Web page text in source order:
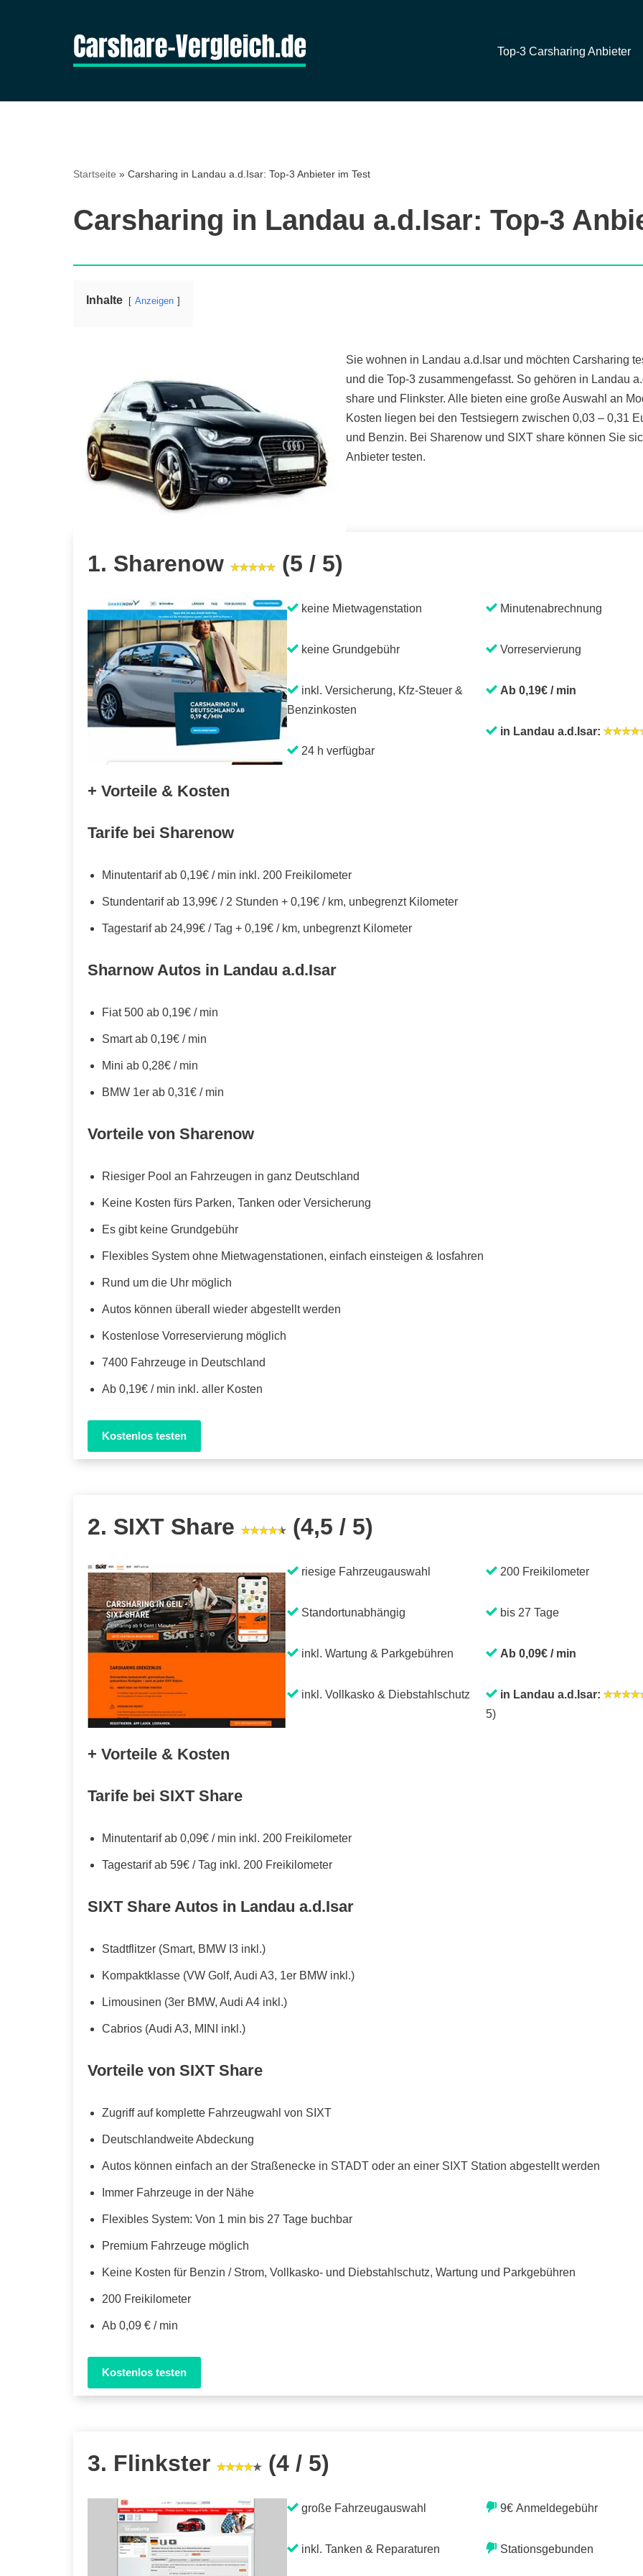
Top-3 Carsharing Anbieter
Startseite » Carsharing in Landau a.d.Isar: Top-3 Anbieter im Test
Carsharing in Landau a.d.Isar: Top-3
Inhalte Anzeigen
Sie wohnen in Landau a.d.Isar und möchten Carsharing
und die Top-3 zusammengefasst. So gehören in Landau
share und Flinkster. Alle bieten eine große Auswahl an
Kosten liegen bei den Testsiegern zwischen 0,03 – 0,31
und Benzin. Bei Sharenow und SIXT share können Sie
Anbieter testen.
1. Sharenow (5 / 5)
keine Mietwagenstation
keine Grundgebühr
inkl. Versicherung, Kfz-Steuer &
Benzinkosten
24 h verfügbar
Minutenabrechnung
Vorreservierung
Ab 0,19€ / min
in Landau a.d.Isar:
+ Vorteile & Kosten
Tarife bei Sharenow
Minutentarif ab 0,19€ / min inkl. 200 Freikilometer
Stundentarif ab 13,99€ / 2 Stunden + 0,19€ / km, unbegrenzt Kilometer
Tagestarif ab 24,99€ / Tag + 0,19€ / km, unbegrenzt Kilometer
Sharnow Autos in Landau a.d.Isar
Fiat 500 ab 0,19€ / min
Smart ab 0,19€ / min
Mini ab 0,28€ / min
BMW 1er ab 0,31€ / min
Vorteile von Sharenow
Riesiger Pool an Fahrzeugen in ganz Deutschland
Keine Kosten fürs Parken, Tanken oder Versicherung
Es gibt keine Grundgebühr
Flexibles System ohne Mietwagenstationen, einfach einsteigen & losfahren
Rund um die Uhr möglich
Autos können überall wieder abgestellt werden
Kostenlose Vorreservierung möglich
7400 Fahrzeuge in Deutschland
Ab 0,19€ / min inkl. aller Kosten
Kostenlos testen
2. SIXT Share (4,5 / 5)
riesige Fahrzeugauswahl
Standortunabhängig
inkl. Wartung & Parkgebühren
inkl. Vollkasko & Diebstahlschutz
200 Freikilometer
bis 27 Tage
Ab 0,09€ / min
in Landau a.d.Isar:
5)
+ Vorteile & Kosten
Tarife bei SIXT Share
Minutentarif ab 0,09€ / min inkl. 200 Freikilometer
Tagestarif ab 59€ / Tag inkl. 200 Freikilometer
SIXT Share Autos in Landau a.d.Isar
Stadtflitzer (Smart, BMW I3 inkl.)
Kompaktklasse (VW Golf, Audi A3, 1er BMW inkl.)
Limousinen (3er BMW, Audi A4 inkl.)
Cabrios (Audi A3, MINI inkl.)
Vorteile von SIXT Share
Zugriff auf komplette Fahrzeugwahl von SIXT
Deutschlandweite Abdeckung
Autos können einfach an der Straßenecke in STADT oder an einer SIXT Station abgestellt werden
Immer Fahrzeuge in der Nähe
Flexibles System: Von 1 min bis 27 Tage buchbar
Premium Fahrzeuge möglich
Keine Kosten für Benzin / Strom, Vollkasko- und Diebstahlschutz, Wartung und Parkgebühren
200 Freikilometer
Ab 0,09 € / min
Kostenlos testen
3. Flinkster (4 / 5)
große Fahrzeugauswahl
inkl. Tanken & Reparaturen
9€ Anmeldegebühr
Stationsgebunden